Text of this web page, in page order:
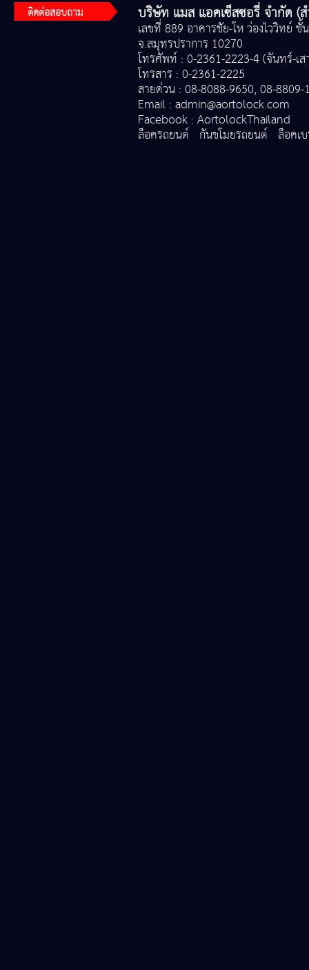
ติดต่อสอบถาม บริษัท แมส แอคเซ็สซอรี่ จำกัด (
เลขที่ 889 อาคารชัย-โห ว่องไววิทย์
จ.สมุทรปราการ 10270
โทรศัพท์ : 0-2361-2223-4 (จันทร์-เส
โทรสาร : 0-2361-2225
สายด่วน : 08-8088-9650, 08-8809-
Email : admin@aortolock.com
Facebook : AortolockThailand
ล็อครถยนต์ กันขโมยรถยนต์ ล็อคเ